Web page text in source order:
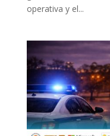
operativa y el...